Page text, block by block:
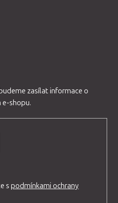
zasílat informace o
e-shopu.
spodmínkami ochrany